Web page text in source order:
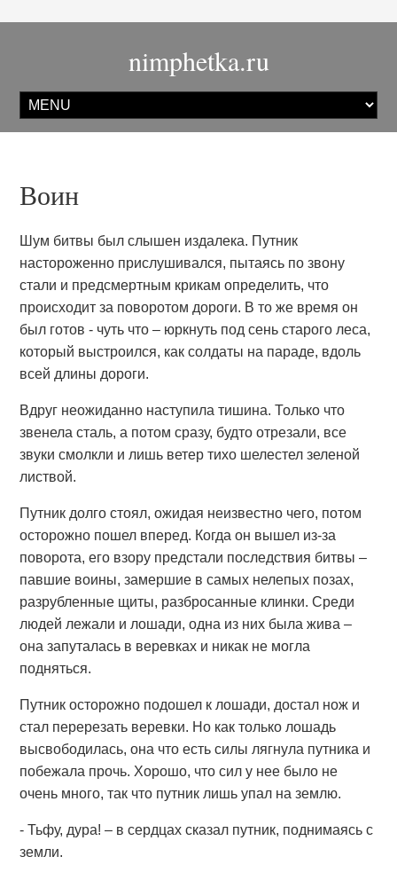
nimphetka.ru
Воин
Шум битвы был слышен издалека. Путник
настороженно прислушивался, пытаясь по звону
стали и предсмертным крикам определить, что
происходит за поворотом дороги. В то же время он
был готов - чуть что – юркнуть под сень старого леса,
который выстроился, как солдаты на параде, вдоль
всей длины дороги.
Вдруг неожиданно наступила тишина. Только что
звенела сталь, а потом сразу, будто отрезали, все
звуки смолкли и лишь ветер тихо шелестел зеленой
листвой.
Путник долго стоял, ожидая неизвестно чего, потом
осторожно пошел вперед. Когда он вышел из-за
поворота, его взору предстали последствия битвы –
павшие воины, замершие в самых нелепых позах,
разрубленные щиты, разбросанные клинки. Среди
людей лежали и лошади, одна из них была жива –
она запуталась в веревках и никак не могла
подняться.
Путник осторожно подошел к лошади, достал нож и
стал перерезать веревки. Но как только лошадь
высвободилась, она что есть силы лягнула путника и
побежала прочь. Хорошо, что сил у нее было не
очень много, так что путник лишь упал на землю.
- Тьфу, дура! – в сердцах сказал путник, поднимаясь с
земли.